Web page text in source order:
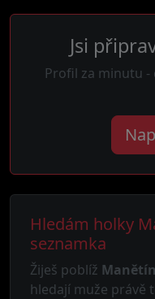
Jsi
Profil za minutu -
Hledám holky
seznamka
Žiješ poblíž Manětín
hledají muže právě